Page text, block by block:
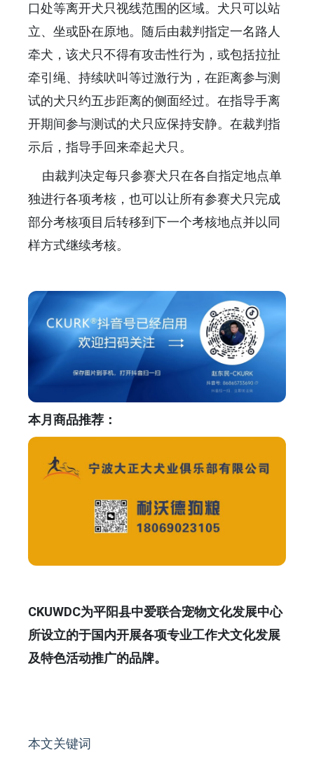
口处等离开犬只视线范围的区域。犬只可以站
立、坐或卧在原地。随后由裁判指定一名路人
牵犬，该犬只不得有攻击性行为，或包括拉扯
牵引绳、持续吠叫等过激行为，在距离参与测
试的犬只约五步距离的侧面经过。在指导手离
开期间参与测试的犬只应保持安静。在裁判指
示后，指导手回来牵起犬只。
由裁判决定每只参赛犬只在各自指定地点单
独进行各项考核，也可以让所有参赛犬只完成
部分考核项目后转移到下一个考核地点并以同
样方式继续考核。
本月商品推荐：
CKUWDC为平阳县中爱联合宠物文化发展中心
所设立的于国内开展各项专业工作犬文化发展
及特色活动推广的品牌。
本文关键词